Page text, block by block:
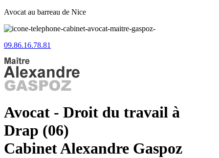
Avocat au barreau de Nice
09.86.16.78.81
Avocat - Droit du travail à
Drap (06)
Cabinet Alexandre Gaspoz